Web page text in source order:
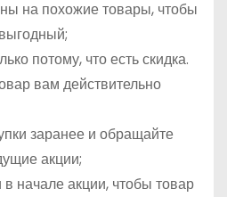
на похожие товары, чтобы
потому, что есть скидка.
вам действительно
заранее и обращайте
акции;
в начале акции, чтобы товар